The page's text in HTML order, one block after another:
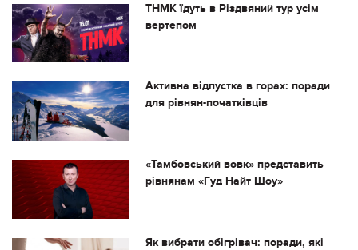
ТНМК їдуть в Різдвяний тур усім
вертепом
Активна відпустка в горах: поради
для рівнян-початківців
«Тамбовський вовк» представить
рівнянам «Гуд Найт Шоу»
Як вибрати обігрівач: поради, які